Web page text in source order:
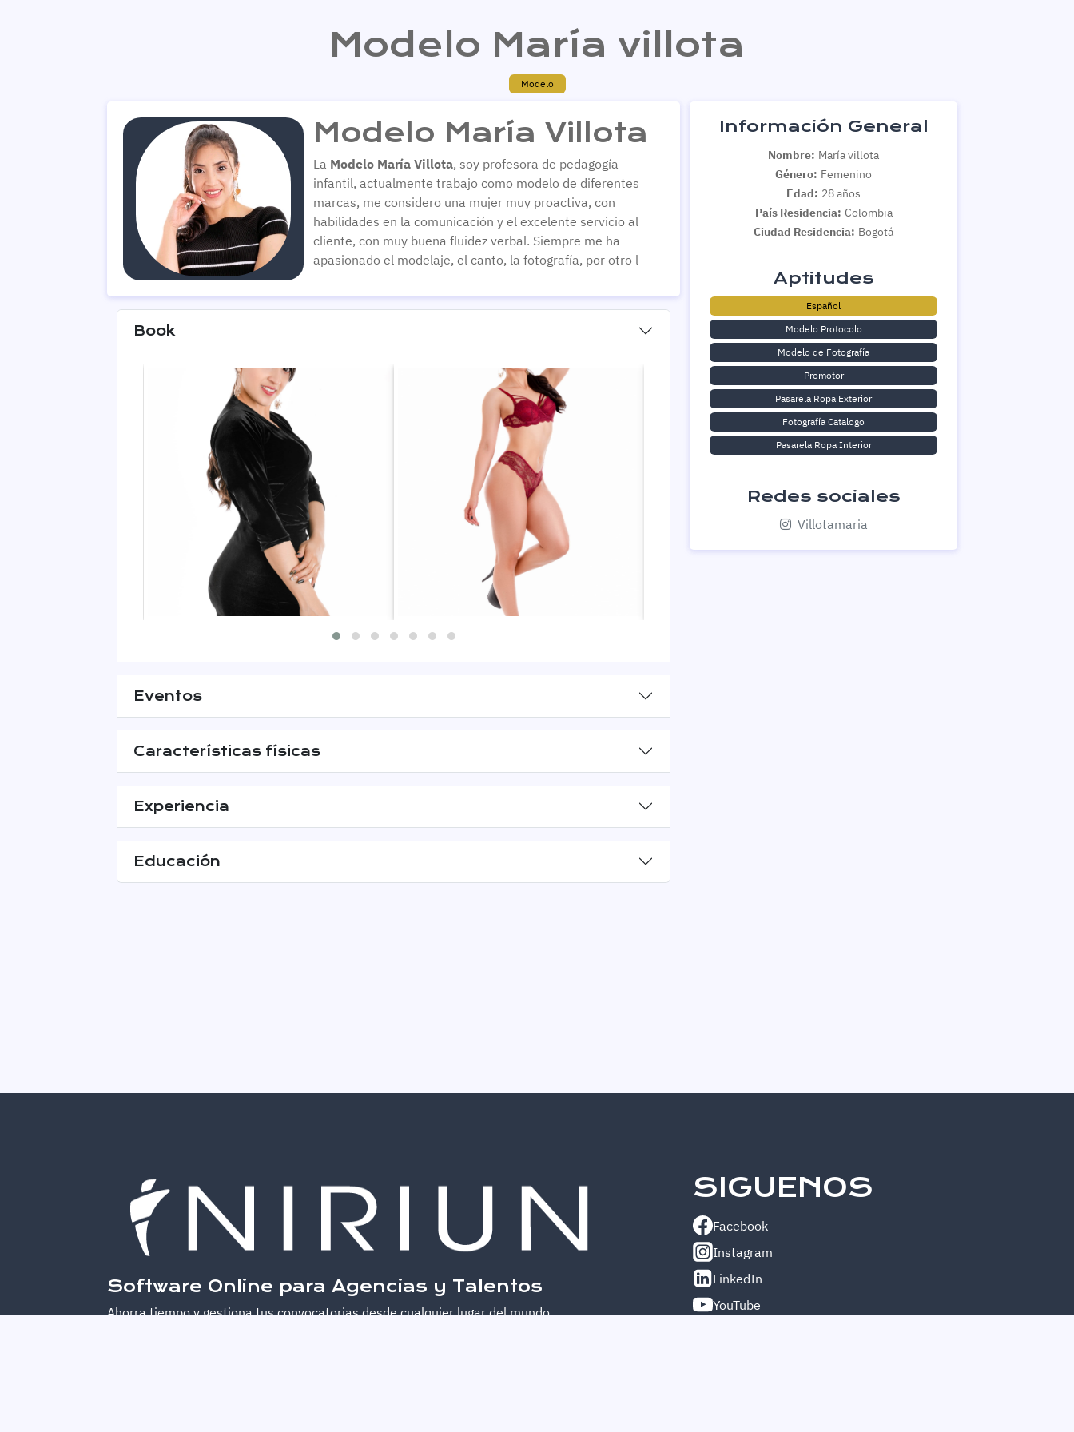
Modelo María villota
Modelo
Modelo María Villota
La Modelo María Villota, soy profesora de pedagogía
infantil, actualmente trabajo como modelo de diferentes
marcas, me considero una mujer muy proactiva, con
habilidades en la comunicación y el excelente servicio al
cliente, con muy buena fluidez verbal. Siempre me ha
apasionado el modelaje, el canto, la fotografía, por otro l
Book
Eventos
Características físicas
Experiencia
Educación
Información General
Nombre: María villota
Género: Femenino
Edad: 28 años
País Residencia: Colombia
Ciudad Residencia: Bogotá
Aptitudes
Español
Modelo Protocolo
Modelo de Fotografía
Promotor
Pasarela Ropa Exterior
Fotografía Catalogo
Pasarela Ropa Interior
Redes sociales
Villotamaria
Software Online para Agencias y Talentos
Ahorra tiempo y gestiona tus convocatorias desde cualquier lugar del mundo.
SIGUENOS
Facebook
Instagram
LinkedIn
YouTube